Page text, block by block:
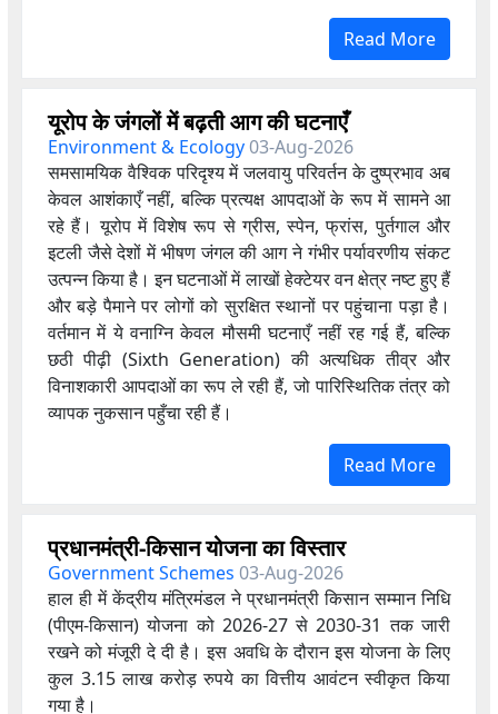
Read More
यूरोप के जंगलों में बढ़ती आग की घटनाएँ
Environment & Ecology03-Aug-2026
समसामयिक वैश्विक परिदृश्य में जलवायु परिवर्तन के दुष्प्रभाव अब
केवल आशंकाएँ नहीं, बल्कि प्रत्यक्ष आपदाओं के रूप में सामने आ
रहे हैं। यूरोप में विशेष रूप से ग्रीस, स्पेन, फ्रांस, पुर्तगाल और
इटली जैसे देशों में भीषण जंगल की आग ने गंभीर पर्यावरणीय संकट
उत्पन्न किया है। इन घटनाओं में लाखों हेक्टेयर वन क्षेत्र नष्ट हुए हैं
और बड़े पैमाने पर लोगों को सुरक्षित स्थानों पर पहुंचाना पड़ा है।
वर्तमान में ये वनाग्नि केवल मौसमी घटनाएँ नहीं रह गई हैं, बल्कि
छठी पीढ़ी (Sixth Generation) की अत्यधिक तीव्र और
विनाशकारी आपदाओं का रूप ले रही हैं, जो पारिस्थितिक तंत्र को
व्यापक नुकसान पहुँचा रही हैं।
Read More
प्रधानमंत्री-किसान योजना का विस्तार
Government Schemes 03-Aug-2026
हाल ही में केंद्रीय मंत्रिमंडल ने प्रधानमंत्री किसान सम्मान निधि
(पीएम-किसान) योजना को 2026-27 से 2030-31 तक जारी
रखने को मंजूरी दे दी है। इस अवधि के दौरान इस योजना के लिए
कुल 3.15 लाख करोड़ रुपये का वित्तीय आवंटन स्वीकृत किया
गया है।